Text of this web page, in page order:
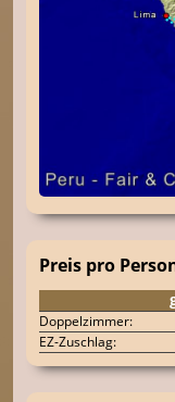
Preis pro
Doppelzimmer:
EZ-Zuschlag: